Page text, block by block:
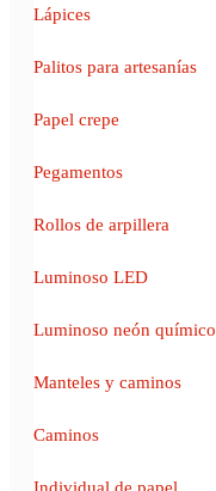
Lápices
Palitos para artesanías
Papel crepe
Pegamentos
Rollos de arpillera
Luminoso LED
Luminoso neón químico
Manteles y caminos
Caminos